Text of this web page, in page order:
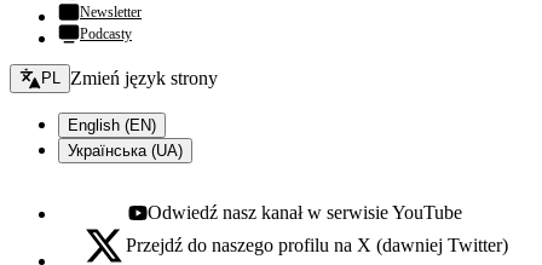
Newsletter
Podcasty
Zmień język - bieżący:
PL Zmień język strony
English (EN)
Українська (UA)
Youtube - otwiera się w nowej karcie
Odwiedź nasz kanał w serwisie YouTube
X - otwiera się w nowej karcie
Przejdź do naszego profilu na X (dawniej Twitter)